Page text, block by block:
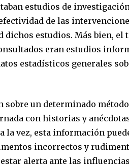
estudios de
de las
dichos estudios. Más bien, el
eran estudios
estadísticos generales
sobre un determinado
con historias y
la vez, esta información
incorrectos y
alerta ante las